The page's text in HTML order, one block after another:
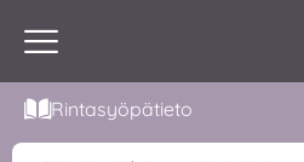
Rintasyöpätieto